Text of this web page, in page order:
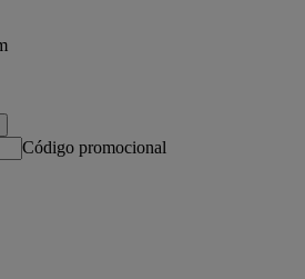
Código promocional